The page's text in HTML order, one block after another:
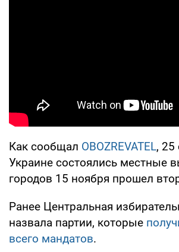
Как сообщал OBOZREVATEL, 25
Украине состоялись местные
городов 15 ноября прошел
Ранее Центральная
назвала партии, которые
всего мандатов.